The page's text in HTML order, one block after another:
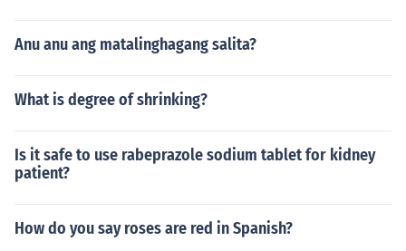
Anu anu ang matalinghagang salita?
What is degree of shrinking?
Is it safe to use rabeprazole sodium tablet for kidney
patient?
How do you say roses are red in Spanish?